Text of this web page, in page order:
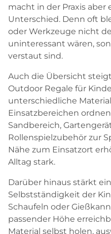
macht in der Praxis aber
Unterschied. Denn oft
oder Werkzeuge nicht
uninteressant wären,
verstaut sind.
Auch die Übersicht
Outdoor Regale für
unterschiedliche
Einsatzbereichen
Sandbereich,
Rollenspielzubehör zur
Nähe zum Einsatzort
Alltag stark.
Darüber hinaus stärkt
Selbstständigkeit der
Schaufeln oder
passender Höhe
Material selbst holen,